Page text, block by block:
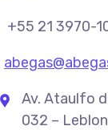
+55 21 3970-
Av. Ataulfo
032 –